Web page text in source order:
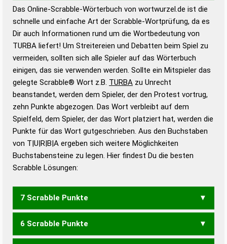
Wortwurzel liefert mit Hilfe eines semantischen
Wortanalyse-Algorithmus gute Anhaltspunkte zu
Wortbedeutung, Worttrennung und Wortform, um die
Gültigkeit eines Wortes für das Scrabble-Spiel zu
bestimmen!
zugelassene Turnier Scrabble-
Wörterbücher sind:
Duden – Standardwerk in 12 Bänden
Duden – Richtiges und gutes
Deutsch
Duden – Die deutsche Grammatik
Duden – Deutsches
Das Online-Scrabble-Wörterbuch von wortwurzel.de ist die
schnelle und einfache Art der Scrabble-Wortprüfung, da es
Dir auch Informationen rund um die Wortbedeutung von
TURBA liefert! Um Streitereien und Debatten beim Spiel zu
vermeiden, sollten sich alle Spieler auf das Wörterbuch
einigen, das sie verwenden werden. Sollte ein Mitspieler das
gelegte Scrabble® Wort z.B. TURBA zu Unrecht
beanstandet, werden dem Spieler, der den Protest vortrug,
zehn Punkte abgezogen. Das Wort verbleibt auf dem
Spielfeld, dem Spieler, der das Wort platziert hat, werden die
Punkte für das Wort gutgeschrieben. Aus den Buchstaben
von T|U|R|B|A ergeben sich weitere Möglichkeiten
Buchstabensteine zu legen. Hier findest Du die besten
Scrabble Lösungen:
7 Scrabble Punkte
BRAUT RAUBT
6 Scrabble Punkte